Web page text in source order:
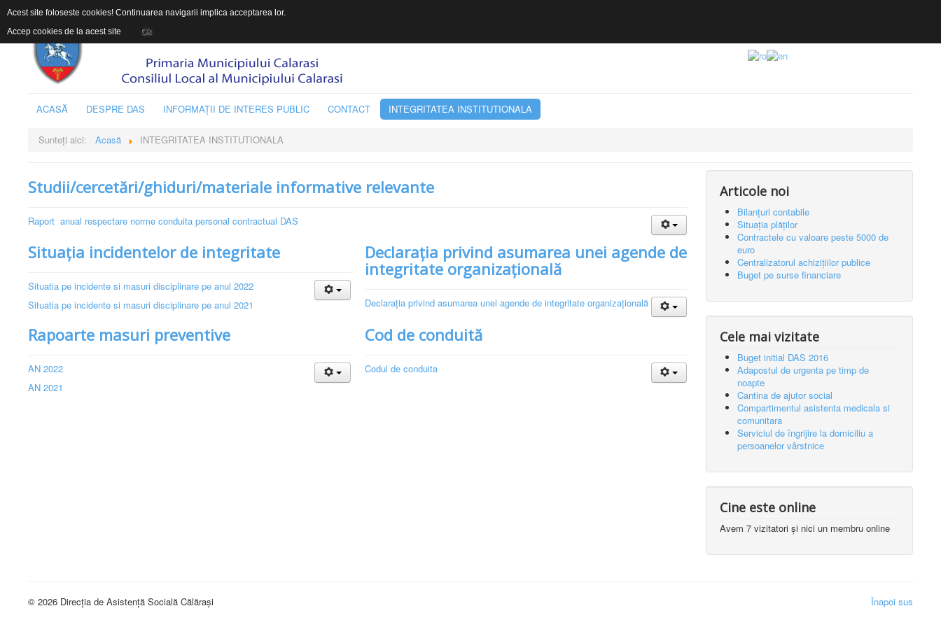
ACASĂ DESPRE DAS INFORMAŢII DE INTERES PUBLIC CONTACT INTEGRITATEA INSTITUTIONALA
Sunteți aici: Acasă INTEGRITATEA INSTITUTIONALA
Studii/cercetări/ghiduri/materiale informative relevante
Raport anual respectare norme conduita personal contractual DAS
Situația incidentelor de integritate
Situatia pe incidente si masuri disciplinare pe anul 2022
Situatia pe incidente si masuri disciplinare pe anul 2021
Declaraţia privind asumarea unei agende de
integritate organizaţională
Declaraţia privind asumarea unei agende de integritate organizaţională
Rapoarte masuri preventive
AN 2022
AN 2021
Cod de conduită
Codul de conduita
Articole noi
Bilanțuri contabile
Situația plăților
Contractele cu valoare peste 5000 de
euro
Centralizatorul achizițiilor publice
Buget pe surse financiare
Cele mai vizitate
Buget initial DAS 2016
Adapostul de urgenta pe timp de
noapte
Cantina de ajutor social
Compartimentul asistenta medicala si
comunitara
Serviciul de îngrijire la domiciliu a
persoanelor vârstnice
Cine este online
Avem 7 vizitatori și nici un membru online
Înapoi sus
© 2026 Direcția de Asistență Socială Călărași
Acest site foloseste cookies! Continuarea navigarii implica acceptarea lor.
Accep cookies de la acest site
Ok